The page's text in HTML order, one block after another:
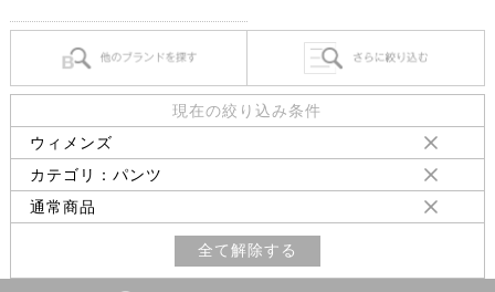
現在の絞り込み条件
ウィメンズ
カテゴリ：パンツ
通常商品
全て解除する